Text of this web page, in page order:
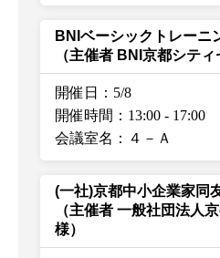
BNIベーシックトレーニ
（主催者 BNI京都シティ
開催日：5/8
開催時間：13:00 - 17:00
会議室名：４－Ａ
(一社)京都中小企業家同
（主催者 一般社団法人
様）